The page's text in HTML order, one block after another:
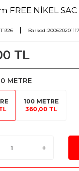
FREE NİKEL
T1326 Barkod :
TL
METRE
100 METRE
360,00 TL